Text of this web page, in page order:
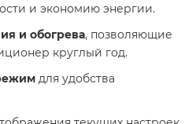
и экономию энергии.
и обогрева, позволяющие
круглый год.
для удобства